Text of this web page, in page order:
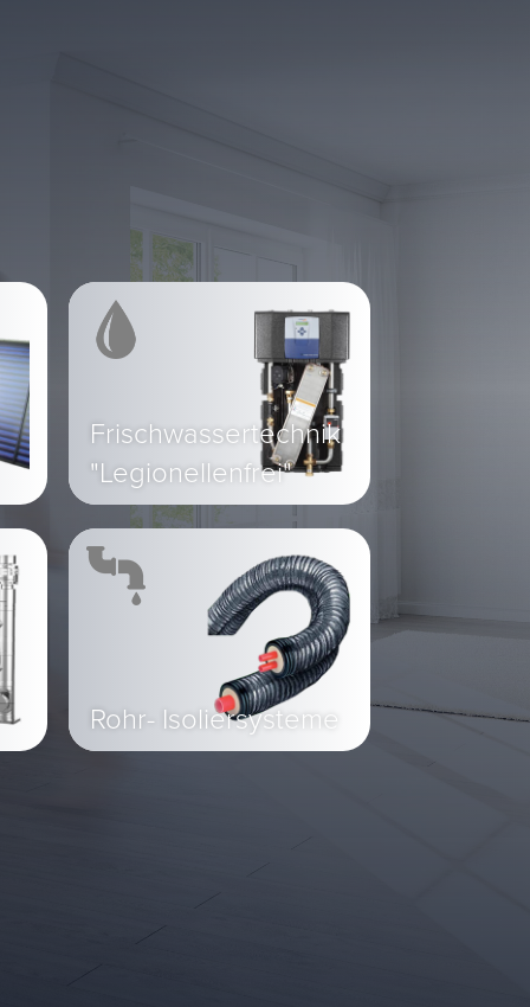
Frischwassertechnik
"Legionellenfrei"
Rohr- Isoliersysteme